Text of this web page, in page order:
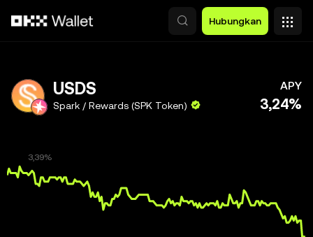
Hubungkan
USDS
Spark / Rewards (SPK Token)
APY
3,24%